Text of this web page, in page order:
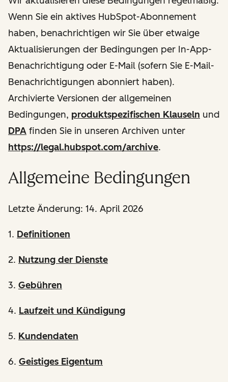
Wenn Sie ein aktives HubSpot-Abonnement
haben, benachrichtigen wir Sie über etwaige
Aktualisierungen der Bedingungen per In-App-
Benachrichtigung oder E-Mail (sofern Sie E-Mail-
Benachrichtigungen abonniert haben).
Archivierte Versionen der allgemeinen
Bedingungen, produktspezifischen Klauseln und
DPA finden Sie in unseren Archiven unter
https://legal.hubspot.com/archive.
Allgemeine Bedingungen
Letzte Änderung: 14. April 2026
1. Definitionen
2. Nutzung der Dienste
3. Gebühren
4. Laufzeit und Kündigung
5. Kundendaten
6. Geistiges Eigentum